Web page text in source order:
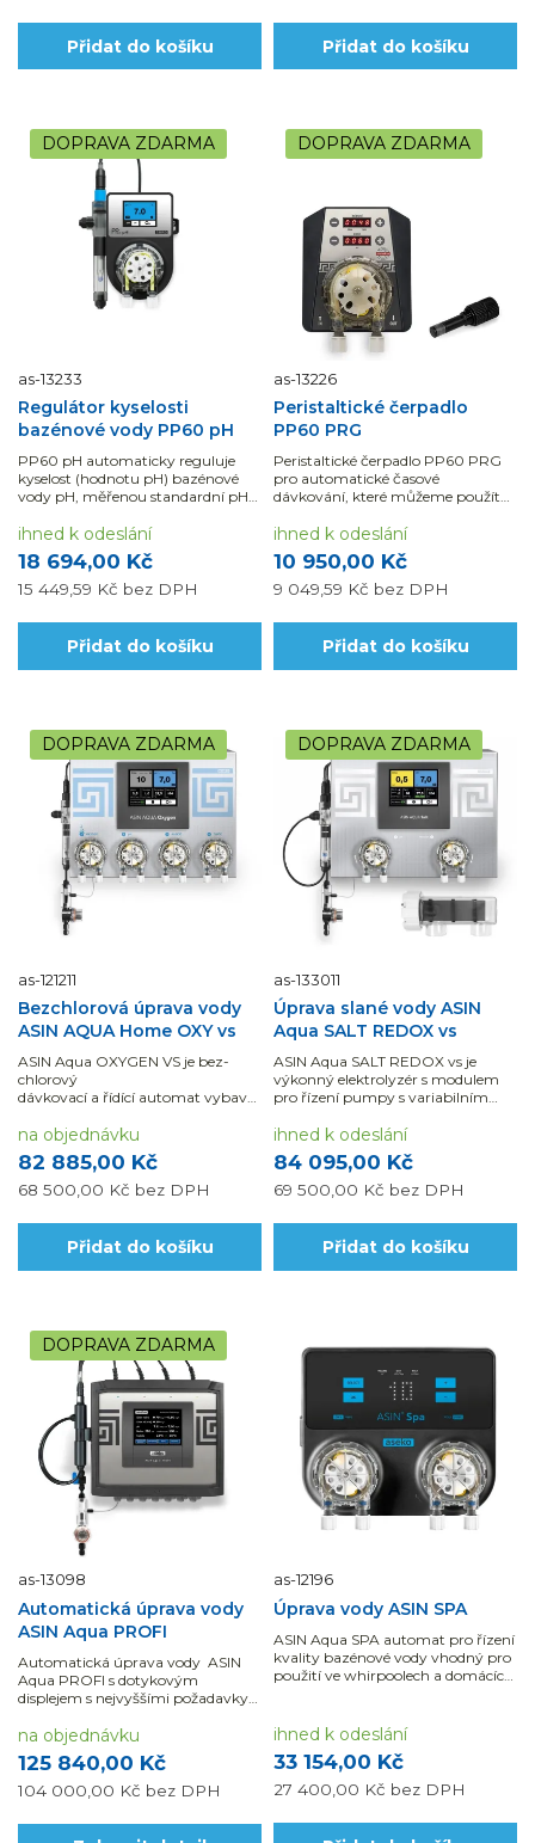
Přidat do košíku Přidat do košíku
DOPRAVA ZDARMA
as-13233
Regulátor kyselosti
bazénové vody PP60 pH
PP60 pH automaticky reguluje
kyselost (hodnotu pH) bazénové
vody pH, měřenou standardní pH-
18 694,00 Kč
15 449,59 Kč bez DPH
ihned k odeslání
Přidat do košíku
DOPRAVA ZDARMA
as-13226
Peristaltické čerpadlo
PP60 PRG
Peristaltické čerpadlo PP60 PRG
pro automatické časové
dávkování, které můžeme použít
10 950,00 Kč
9 049,59 Kč bez DPH
ihned k odeslání
Přidat do košíku
DOPRAVA ZDARMA
as-121211
Bezchlorová úprava vody
ASIN AQUA Home OXY vs
ASIN Aqua OXYGEN VS je bez-
chlorový
dávkovací a řídící automat vybavený
82 885,00 Kč
68 500,00 Kč bez DPH
na objednávku
Přidat do košíku
DOPRAVA ZDARMA
as-133011
Úprava slané vody ASIN
Aqua SALT REDOX vs
ASIN Aqua SALT REDOX vs je
výkonný elektrolyzér s modulem
pro řízení pumpy s variabilním
84 095,00 Kč
69 500,00 Kč bez DPH
ihned k odeslání
Přidat do košíku
DOPRAVA ZDARMA
as-13098
Automatická úprava vody
ASIN Aqua PROFI
Automatická úprava vody ASIN
Aqua PROFI s dotykovým
displejem s nejvyššími požadavky
veškerých hygienických norem.
Prodej skončil.
Alternativa: Automatická úprava...
125 840,00 Kč
104 000,00 Kč bez DPH
na objednávku
as-12196
Úprava vody ASIN SPA
ASIN Aqua SPA automat pro řízení
kvality bazénové vody vhodný pro
použití ve whirpoolech a domácích
33 154,00 Kč
27 400,00 Kč bez DPH
ihned k odeslání